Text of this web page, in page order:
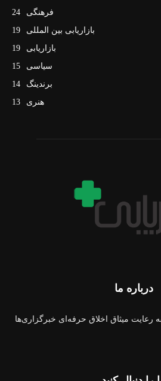
فرهنگی
24
بازاریابی بین المللی
19
بازاریابی
19
سیاسی
15
برندینگ
14
هنری
13
درباره ما
رعایت میثاق اخلاق حرفه‌ای خبرگزاری‌ها